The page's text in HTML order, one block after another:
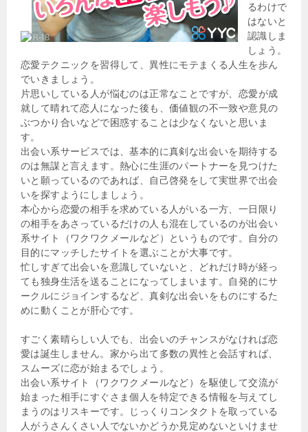
るわけで
はないと
認識しま
しょう。
恋愛テクニックを習得して、異性にモテまくる人生を歩ん
でいきましょう。
片思いしている人が悩むのは正常なことですが、恋愛が成
就して晴れて恋人になった後も、価値観の不一致や意見の
ぶつかり合いなどで困惑することは少なくないと思いま
す。
出会い系サービスでは、基本的に真剣な出会いを期待する
のは無謀と言えます。熱心に生涯のパートナーを見つけた
いと願っているのであれば、自己啓発をして実世界で出会
いを探すようにしましょう。
本心から恋愛の相手を求めている人がいる一方、一日限り
の相手をあさっているだけの人も混在しているのが出会い
系サイト（ワクワクメールなど）というものです。自分の
目的にマッチしたサイトを選ぶことが大事です。
忙しすぎて出会いを意識していないと、どれだけ時が経っ
ても独身生活を送ることになってしまいます。自発的にサ
ークルにジョインするなど、真剣な出会いをものにするた
めに動くことが肝心です。
すごく素晴らしい人でも、出会いのチャンスがなければ恋
愛は誕生しません。家から出て多数の異性と会話すれば、
スムーズに恋が始まるでしょう。
出会い系サイト（ワクワクメールなど）を駆使して交流が
始まった相手にすぐさま個人を特定できる情報を与えてし
まうのはリスキーです。じっくりコンタクトを取っている
人がうさんくさい人でないかどうか見定めないといけませ